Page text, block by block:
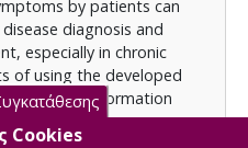
by patients can
diagnosis and
especially in chronic
of using the developed
of medical information
Cookies